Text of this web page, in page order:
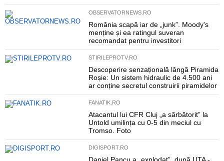
OBSERVATORNEWS.RO
România scapă iar de „junk”. Moody's
menține și ea ratingul suveran
recomandat pentru investitori
STIRILEPROTV.RO
Descoperire senzațională lângă Piramida
Roșie: Un sistem hidraulic de 4.500 ani
ar conține secretul construirii piramidelor
FANATIK.RO
Atacantul lui CFR Cluj „a sărbătorit” la
Untold umilința cu 0-5 din meciul cu
Tromso. Foto
DIGISPORT.RO